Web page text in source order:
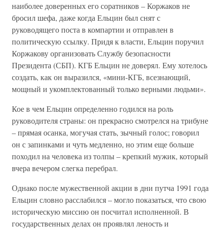
наиболее доверенных его соратников – Коржаков не
бросил шефа, даже когда Ельцин был снят с
руководящего поста в компартии и отправлен в
политическую ссылку. Придя к власти, Ельцин поручил
Коржакову организовать Службу безопасности
Президента (СБП). КГБ Ельцин не доверял. Ему хотелось
создать, как он выразился, «мини-КГБ, всезнающий,
мощный и укомплектованный только верными людьми».
Кое в чем Ельцин определенно годился на роль
руководителя страны: он прекрасно смотрелся на трибуне
– прямая осанка, могучая стать, зычный голос; говорил
он с запинками и чуть медленно, но этим еще больше
походил на человека из толпы – крепкий мужик, который
вчера вечером слегка перебрал.
Однако после мужественной акции в дни путча 1991 года
Ельцин словно расслабился – могло показаться, что свою
историческую миссию он посчитал исполненной. В
государственных делах он проявлял леность и